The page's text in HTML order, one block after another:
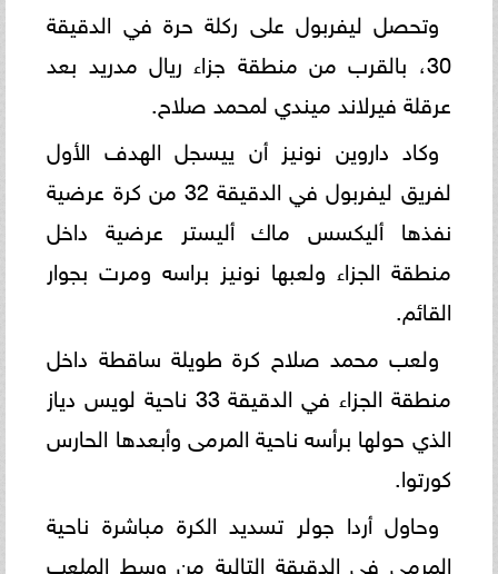
وتحصل ليفربول على ركلة حرة في الدقيقة
30، بالقرب من منطقة جزاء ريال مدريد بعد
عرقلة فيرلاند ميندي لمحمد صلاح.
وكاد داروين نونيز أن ييسجل الهدف الأول
لفريق ليفربول في الدقيقة 32 من كرة عرضية
نفذها أليكسس ماك أليستر عرضية داخل
منطقة الجزاء ولعبها نونيز براسه ومرت بجوار
القائم.
ولعب محمد صلاح كرة طويلة ساقطة داخل
منطقة الجزاء في الدقيقة 33 ناحية لويس دياز
الذي حولها برأسه ناحية المرمى وأبعدها الحارس
كورتوا.
وحاول أردا جولر تسديد الكرة مباشرة ناحية
المرمى في الدقيقة التالية من وسط الملعب